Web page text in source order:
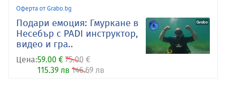
Оферта от Grabo.bg
Подари емоция: Гмуркане в
Несебър с PADI инструктор,
видео и гра..
Цена:59.00 € 75.00 €
115.39 лв 146.69 лв